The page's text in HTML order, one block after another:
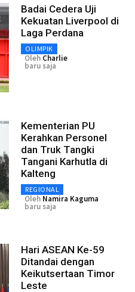
Badai Cedera Uji
Kekuatan Liverpool di
Laga Perdana
OLIMPIK
Oleh Charlie
baru saja
Kementerian PU
Kerahkan Personel
dan Truk Tangki
Tangani Karhutla di
Kalteng
REGIONAL
Oleh Namira Kaguma
baru saja
Hari ASEAN Ke-59
Ditandai dengan
Keikutsertaan Timor
Leste